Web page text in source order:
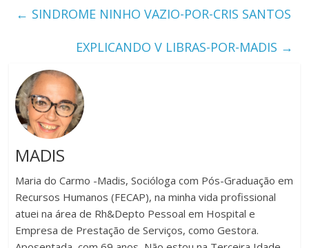
← SINDROME NINHO VAZIO-POR-CRIS SANTOS
EXPLICANDO V LIBRAS-POR-MADIS →
MADIS
Maria do Carmo -Madis, Socióloga com Pós-Graduação em
Recursos Humanos (FECAP), na minha vida profissional
atuei na área de Rh&Depto Pessoal em Hospital e
Empresa de Prestação de Serviços, como Gestora.